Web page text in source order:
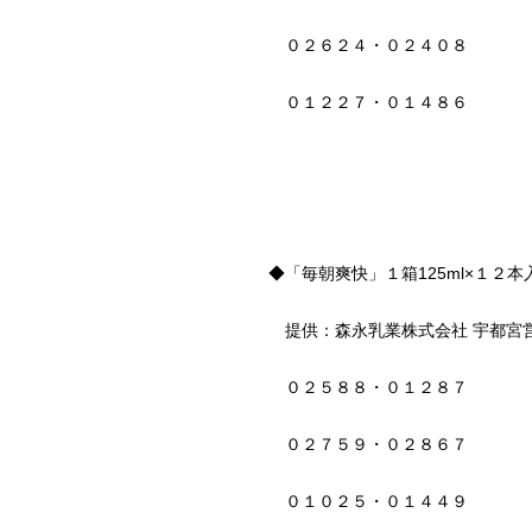
０２６２４・０２４０８
０１２２７・０１４８６
◆「毎朝爽快」１箱125ml×１２本
提供：森永乳業株式会社 宇都宮
０２５８８・０１２８７
０２７５９・０２８６７
０１０２５・０１４４９